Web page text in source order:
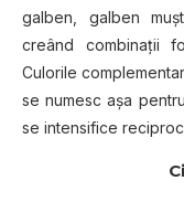
galben, galben
creând combinații
Culorile
se numesc așa
se intensifice